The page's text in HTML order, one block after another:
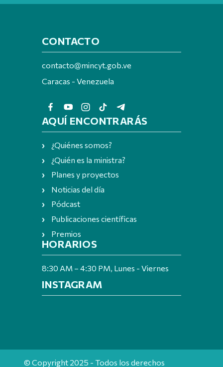
CONTACTO
contacto@mincyt.gob.ve
Caracas - Venezuela
AQUÍ ENCONTRARÁS
¿Quiénes somos?
¿Quién es la ministra?
Planes y proyectos
Noticias del día
Pódcast
Publicaciones científicas
Premios
HORARIOS
8:30 AM – 4:30 PM, Lunes - Viernes
INSTAGRAM
© Copyright 2025 - Todos los derechos